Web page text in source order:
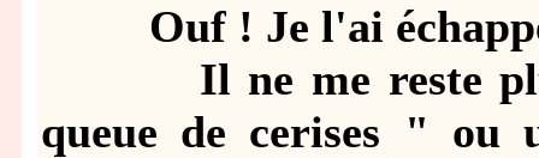
Ouf ! Je l'ai
Il ne me reste plus
queue de cerises " ou